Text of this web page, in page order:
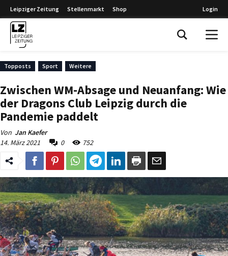
Leipziger Zeitung Stellenmarkt Shop Login
Topposts Sport Weitere
Zwischen WM-Absage und Neuanfang: Wie
der Dragons Club Leipzig durch die
Pandemie paddelt
Von Jan Kaefer
14. März 2021
0 752